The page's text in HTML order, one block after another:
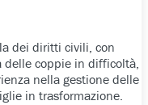
dei diritti civili, con
delle coppie in difficoltà,
nella gestione delle
in trasformazione.